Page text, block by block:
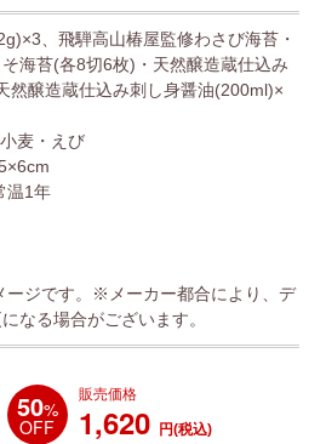
、飛騨高山椿屋監修わさび海苔・
海苔(各8切6枚)・天然醸造蔵仕込み
然醸造蔵仕込み刺し身醤油(200ml)×
麦・えび
温1年
ジです。※メーカー都合により、デ
なる場合がございます。
50%
OFF
販売価格
1,620 円(税込)